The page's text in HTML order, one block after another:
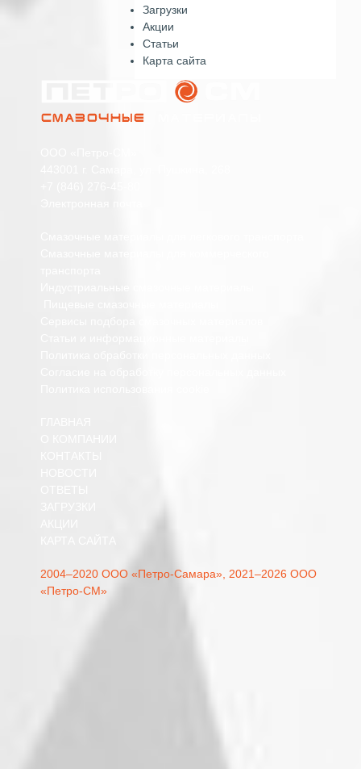
Загрузки
Акции
Статьи
Карта сайта
2004–2020 ООО «Петро-Самара», 2021–2026 ООО
«Петро-СМ»